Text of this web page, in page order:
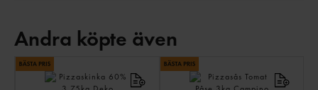
Andra köpte även